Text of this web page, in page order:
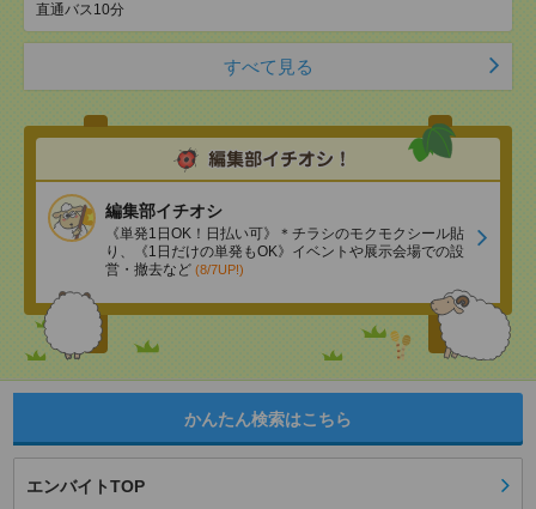
直通バス10分
すべて見る
編集部イチオシ
《単発1日OK！日払い可》＊チラシのモクモクシール貼
り、《1日だけの単発もOK》イベントや展示会場での設
営・撤去など (8/7UP!)
かんたん検索はこちら
エンバイトTOP